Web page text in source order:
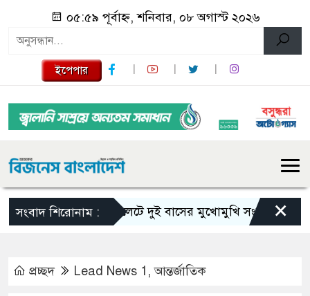
০৫:৫৯ পূর্বাহ্ন, শনিবার, ০৮ অগাস্ট ২০২৬
ইপেপার
সংবাদ শিরোনাম :সিলেটে দুই বাসের মুখোমুখি সংঘর্ষে নিহত বেড়ে ৯
×
প্রচ্ছদ Lead News 1 ,আন্তর্জাতিক